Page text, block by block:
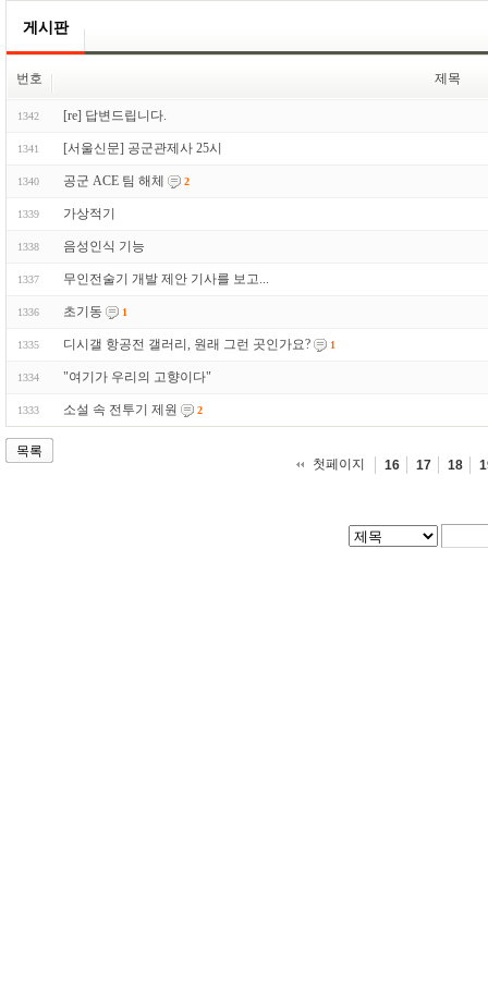
게시판
번호 제목
1342 [re] 답변드립니다.
1341 [서울신문] 공군관제사 25시
1340 공군 ACE 팀 해체 2
1339 가상적기
1338 음성인식 기능
1337 무인전술기 개발 제안 기사를 보고...
1336 초기동 1
1335 디시갤 항공전 갤러리, 원래 그런 곳인가요? 1
1334 "여기가 우리의 고향이다"
1333 소설 속 전투기 제원 2
목록
첫페이지
16 17 18